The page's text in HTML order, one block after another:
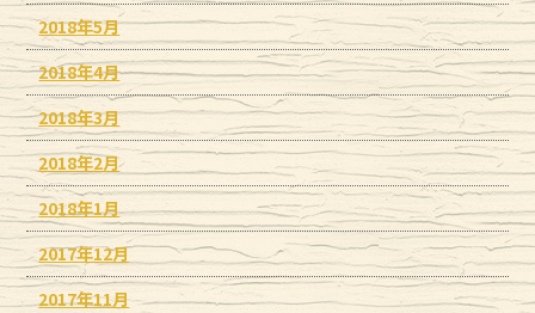
2018年5月
2018年4月
2018年3月
2018年2月
2018年1月
2017年12月
2017年11月